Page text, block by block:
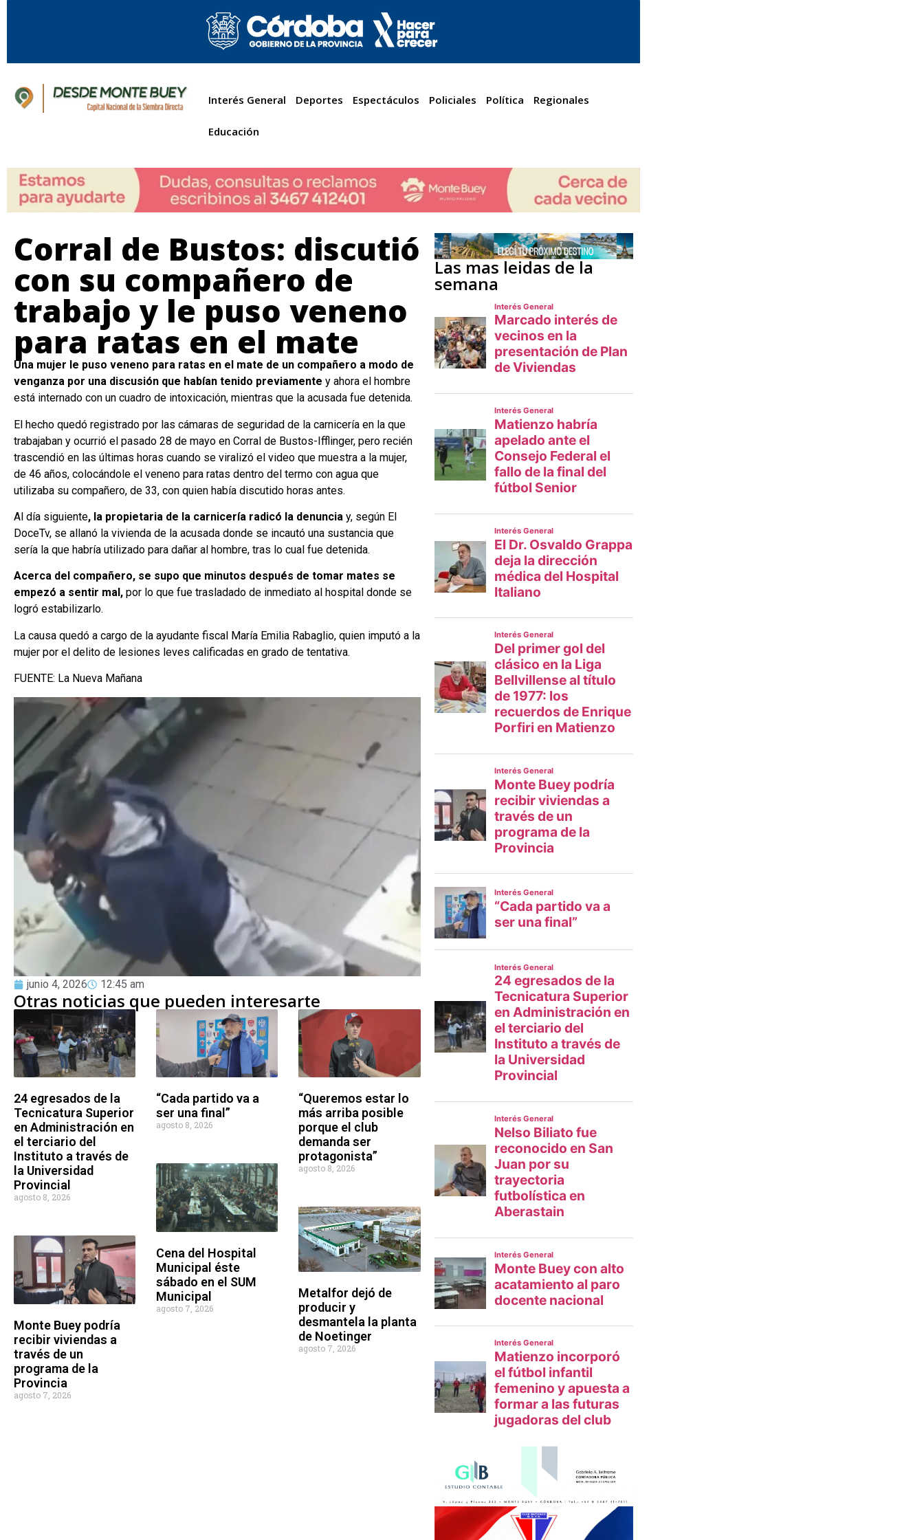
Interés General Deportes Espectáculos Policiales Política Regionales
Educación
Corral de Bustos: discutió
con su compañero de
trabajo y le puso veneno
para ratas en el mate
Una mujer le puso veneno para ratas en el mate de un compañero a modo de
venganza por una discusión que habían tenido previamente y ahora el hombre
está internado con un cuadro de intoxicación, mientras que la acusada fue detenida.
El hecho quedó registrado por las cámaras de seguridad de la carnicería en la que
trabajaban y ocurrió el pasado 28 de mayo en Corral de Bustos-Ifflinger, pero recién
trascendió en las últimas horas cuando se viralizó el video que muestra a la mujer,
de 46 años, colocándole el veneno para ratas dentro del termo con agua que
utilizaba su compañero, de 33, con quien había discutido horas antes.
Al día siguiente, la propietaria de la carnicería radicó la denuncia y, según El
DoceTv, se allanó la vivienda de la acusada donde se incautó una sustancia que
sería la que habría utilizado para dañar al hombre, tras lo cual fue detenida.
Acerca del compañero, se supo que minutos después de tomar mates se
empezó a sentir mal, por lo que fue trasladado de inmediato al hospital donde se
logró estabilizarlo.
La causa quedó a cargo de la ayudante fiscal María Emilia Rabaglio, quien imputó a la
mujer por el delito de lesiones leves calificadas en grado de tentativa.
FUENTE: La Nueva Mañana
junio 4, 2026 12:45 am
Otras noticias que pueden interesarte
24 egresados de la
Tecnicatura Superior
en Administración en
el terciario del
Instituto a través de
la Universidad
Provincial
agosto 8, 2026
“Cada partido va a
ser una final”
agosto 8, 2026
“Queremos estar lo
más arriba posible
porque el club
demanda ser
protagonista”
agosto 8, 2026
Monte Buey podría
recibir viviendas a
través de un
programa de la
Provincia
agosto 7, 2026
Cena del Hospital
Municipal éste
sábado en el SUM
Municipal
agosto 7, 2026
Metalfor dejó de
producir y
desmantela la planta
de Noetinger
agosto 7, 2026
Las mas leidas de la
semana